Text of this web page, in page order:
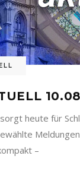
heute für
–